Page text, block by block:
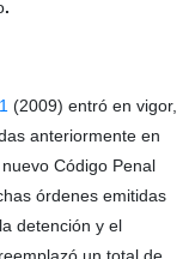
.
(2009) entró en vigor,
anteriormente en
nuevo Código Penal
órdenes emitidas
detención y el